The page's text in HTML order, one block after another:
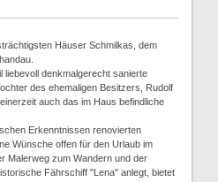
Häuser Schmilkas, dem
liebevoll denkmalgerecht sanierte
des ehemaligen Besitzers, Rudolf
auch das im Haus befindliche
Erkenntnissen renovierten
Wünsche offen für den Urlaub im
Malerweg zum Wandern und der
Fährschiff "Lena" anlegt, bietet